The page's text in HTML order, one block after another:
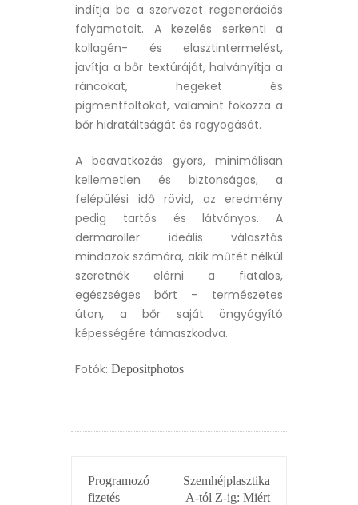
indítja be a szervezet regenerációs
folyamatait. A kezelés serkenti a
kollagén- és elasztintermelést,
javítja a bőr textúráját, halványítja a
ráncokat, hegeket és
pigmentfoltokat, valamint fokozza a
bőr hidratáltságát és ragyogását.
A beavatkozás gyors, minimálisan
kellemetlen és biztonságos, a
felépülési idő rövid, az eredmény
pedig tartós és látványos. A
dermaroller ideális választás
mindazok számára, akik műtét nélkül
szeretnék elérni a fiatalos,
egészséges bőrt – természetes
úton, a bőr saját öngyógyító
képességére támaszkodva.
Fotók: Depositphotos
NAVIGÁCIÓ
Programozó
fizetés
Szemhéjplasztika
A-tól Z-ig: Miért